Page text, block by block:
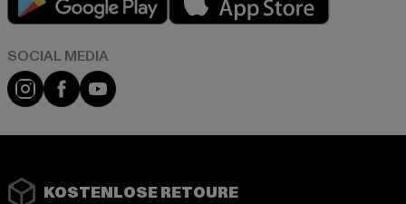
Instagram
FacebookYouTube
KOSTENLOSE RETOURE